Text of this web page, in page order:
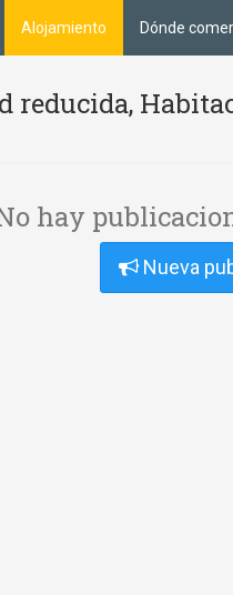
Alojamiento Dónde comer
reducida,
hay
Nueva